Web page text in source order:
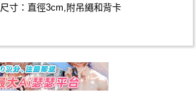
尺寸：直徑3cm,附吊繩和背卡